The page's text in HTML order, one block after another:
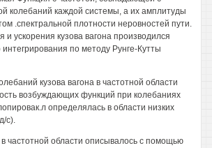
колебаний каждой системы, а их амплитуды
.спектральной плотности неровностей пути.
ускорения кузова вагона производился
по методу Рунге-Кутты
кузова вагона в частотной области
возбуждающих функций при колебаниях
определялась в области низких
с).
частотной области описывалось с помощью